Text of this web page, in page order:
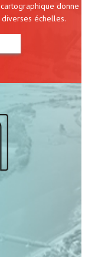
donne
échelles.